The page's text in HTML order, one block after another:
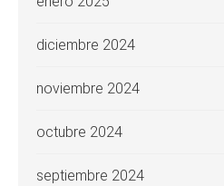
diciembre 2024
noviembre 2024
octubre 2024
septiembre 2024